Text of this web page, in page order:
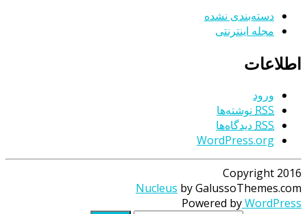
دسته‌بندی نشده
مجله اینترنتی
اطلاعات
ورود
RSS نوشته‌ها
RSSدیدگاه‌ها
WordPress.org
Copyright 2016
Nucleus by GalussoThemes.com
Powered byWordPress